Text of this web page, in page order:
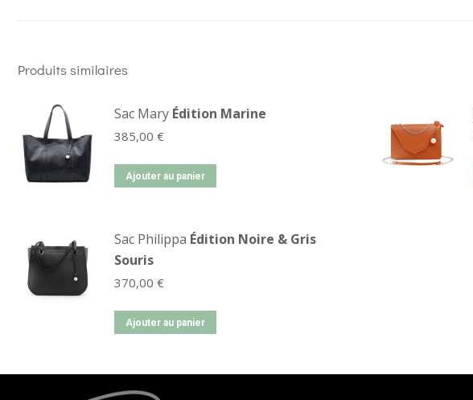
Produits similaires
Sac Mary Édition Marine
385,00 €
Ajouter au panier
Sac Philippa Édition Noire & Gris
Souris
370,00 €
Ajouter au panier